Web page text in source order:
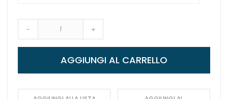
- +
AGGIUNGI AL CARRELLO